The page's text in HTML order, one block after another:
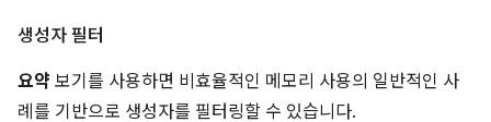
생성자 필터
요약 보기를 사용하면 비효율적인 메모리 사용의 일반적인 사
례를 기반으로 생성자를 필터링할 수 있습니다.